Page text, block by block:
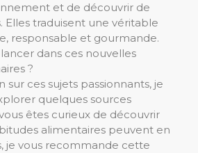
et de découvrir de
Elles traduisent une véritable
responsable et gourmande.
dans ces nouvelles
?
sur ces sujets passionnants, je
quelques sources
êtes curieux de découvrir
alimentaires peuvent en
je vous recommande cette